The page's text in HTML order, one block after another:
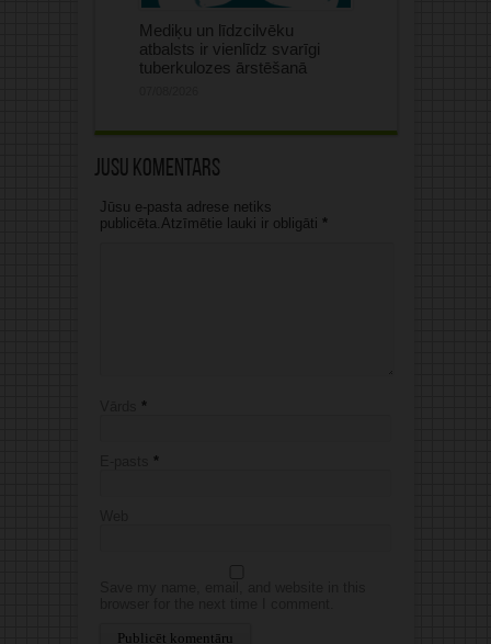
Mediķu un līdzcilvēku
atbalsts ir vienlīdz svarīgi
tuberkulozes ārstēšanā
Jūsu komentārs
Jūsu e-pasta adrese netiks
publicēta.Atzīmētie lauki ir obligāti *
*
*